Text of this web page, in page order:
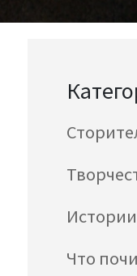
Истории
Что